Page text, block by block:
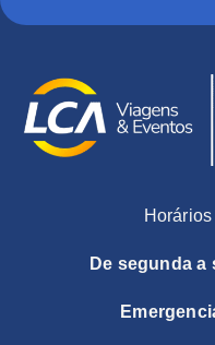
De segunda a